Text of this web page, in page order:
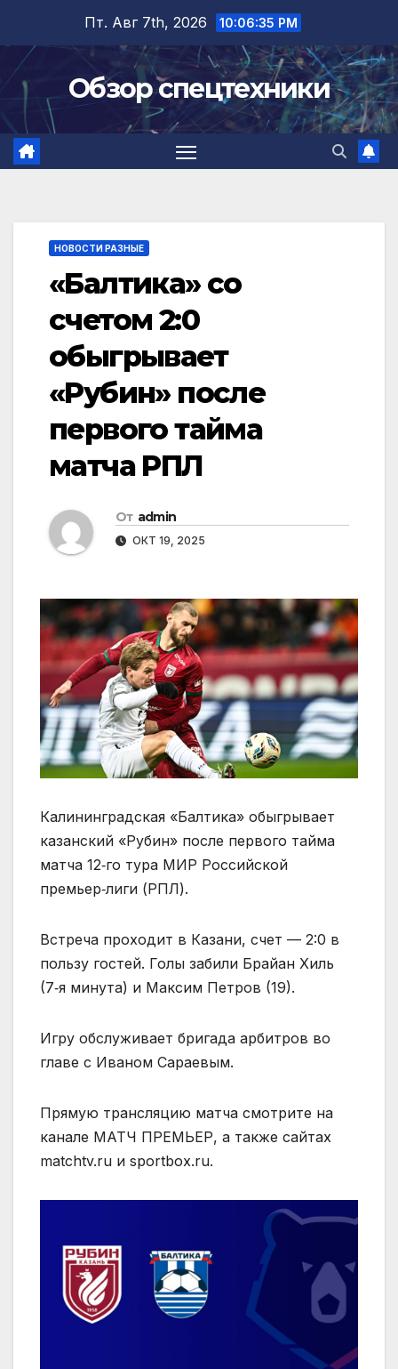
содержимому
Пт. Авг 7th, 2026 10:06:35 PM
Обзор спецтехники
НОВОСТИ РАЗНЫЕ
«Балтика» со
счетом 2:0
обыгрывает
«Рубин» после
первого тайма
матча РПЛ
От admin
ОКТ 19, 2025
Калининградская «Балтика» обыгрывает
казанский «Рубин» после первого тайма
матча 12‑го тура МИР Российской
премьер‑лиги (РПЛ).
Встреча проходит в Казани, счет — 2:0 в
пользу гостей. Голы забили Брайан Хиль
(7‑я минута) и Максим Петров (19).
Игру обслуживает бригада арбитров во
главе с Иваном Сараевым.
Прямую трансляцию матча смотрите на
канале МАТЧ ПРЕМЬЕР, а также сайтах
matchtv.ru и sportbox.ru.